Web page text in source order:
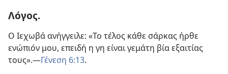
Λόγος.
Ο Ιεχωβά ανήγγειλε: «Το τέλος κάθε σάρκας ήρθε
ενώπιόν μου, επειδή η γη είναι γεμάτη βία εξαιτίας
τους».​—Γένεση 6:13.